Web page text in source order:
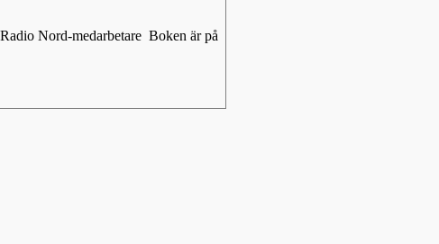
Nord-medarbetare Boken är på